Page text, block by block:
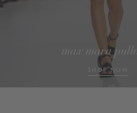
max mara
SHOP NOW